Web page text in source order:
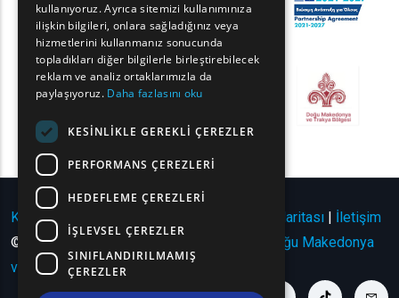
Kullanım Koşulları | Gizlilik Politikası Site Haritası | İletişim
© Telif Hakkı 2024 - Tüm Hakları Saklıdır
Doğu Makedonya
ve Trakya Bölgesi.
BULGARIAN
GERMAN
kullanıyoruz. Ayrıca sitemizi kullanımınıza
ilişkin bilgileri, onlara sağladığınız veya
hizmetlerini kullanmanız sonucunda
topladıkları diğer bilgilerle birleştirebilecek
reklam ve analiz ortaklarımızla da
paylaşıyoruz. Daha fazlasını oku
KESINLIKLE GEREKLI ÇEREZLER
PERFORMANS ÇEREZLERI
HEDEFLEME ÇEREZLERI
İŞLEVSEL ÇEREZLER
SINIFLANDIRILMAMIŞ
ÇEREZLER